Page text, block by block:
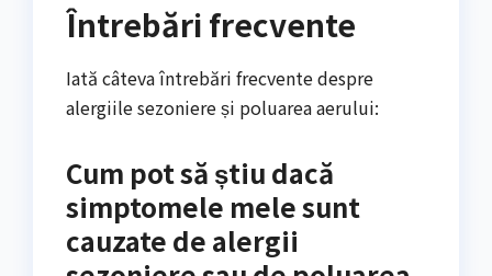
Întrebări frecvente
Iată câteva întrebări frecvente despre
alergiile sezoniere și poluarea aerului:
Cum pot să știu dacă
simptomele mele sunt
cauzate de alergii